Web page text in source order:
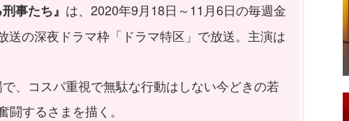
事たち』 は、2020年9月18日～11月6日の毎週金
の深夜ドラマ枠「ドラマ特区」で放送。主演は
、コスパ重視で無駄な行動はしない今どきの若
するさまを描く。